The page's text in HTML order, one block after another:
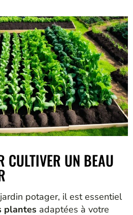
CULTIVER UN BEAU
potager, il est essentiel
plantes adaptées à votre